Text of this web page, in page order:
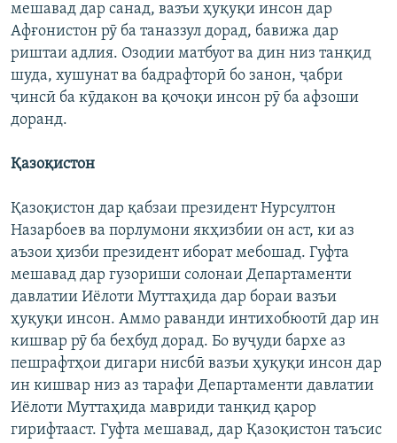
мешавад дар санад, вазъи ҳуқуқи инсон дар
Афғонистон рӯ ба таназзул дорад, бавижа дар
риштаи адлия. Озодии матбуот ва дин низ танқид
шуда, хушунат ва бадрафторӣ бо занон, ҷабри
ҷинсӣ ба кӯдакон ва қочоқи инсон рӯ ба афзоши
доранд.
Қазоқистон
Қазоқистон дар қабзаи президент Нурсултон
Назарбоев ва порлумони якҳизбии он аст, ки аз
аъзои ҳизби президент иборат мебошад. Гуфта
мешавад дар гузориши солонаи Департаменти
давлатии Иёлоти Муттаҳида дар бораи вазъи
ҳуқуқи инсон. Аммо раванди интихобюотӣ дар ин
кишвар рӯ ба беҳбуд дорад. Бо вуҷуди бархе аз
пешрафтҳои дигари нисбӣ вазъи ҳуқуқи инсон дар
ин кишвар низ аз тарафи Департаменти давлатии
Иёлоти Муттаҳида мавриди танқид қарор
гирифтааст. Гуфта мешавад, дар Қазоқистон таъсис